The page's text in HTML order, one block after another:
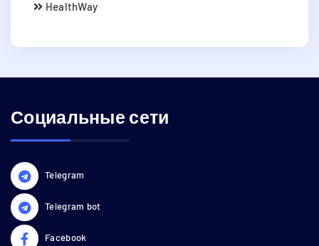
HealthWay
Социальные сети
Telegram
Telegram bot
Facebook